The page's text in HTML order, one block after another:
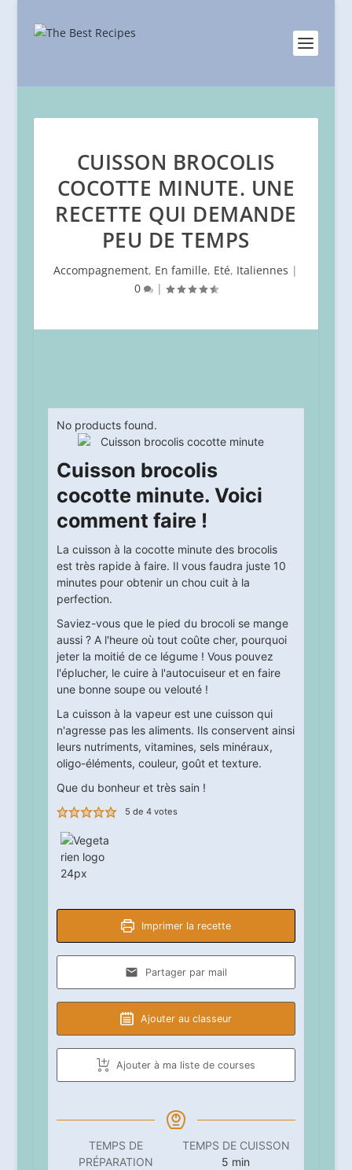
CUISSON BROCOLIS
COCOTTE MINUTE. UNE
RECETTE QUI DEMANDE
PEU DE TEMPS
Accompagnement, En famille, Eté, Italiennes |
0
|
No products found.
Cuisson brocolis
cocotte minute. Voici
comment faire !
La cuisson à la cocotte minute des brocolis
est très rapide à faire. Il vous faudra juste 10
minutes pour obtenir un chou cuit à la
perfection.
Saviez-vous que le pied du brocoli se mange
aussi ? A l'heure où tout coûte cher, pourquoi
jeter la moitié de ce légume ! Vous pouvez
l'éplucher, le cuire à l'autocuiseur et en faire
une bonne soupe ou velouté !
La cuisson à la vapeur est une cuisson qui
n'agresse pas les aliments. Ils conservent ainsi
leurs nutriments, vitamines, sels minéraux,
oligo-éléments, couleur, goût et texture.
Que du bonheur et très sain !
5 de 4votes
Imprimer la recette
Partager par mail
Ajouter au classeur
Ajouter à ma liste de courses
TEMPS DE
PRÉPARATION
TEMPS DE CUISSON
5 minutes
min